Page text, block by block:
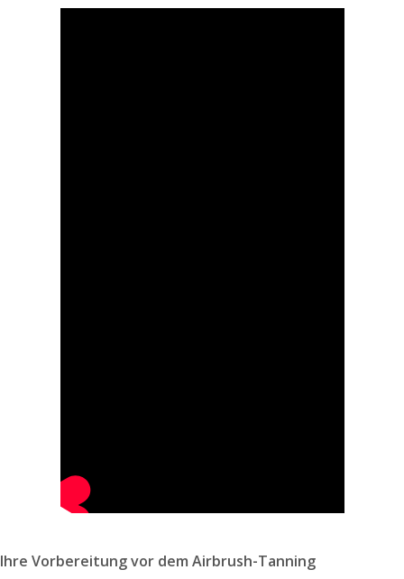
Ihre Vorbereitung vor dem Airbrush-Tanning